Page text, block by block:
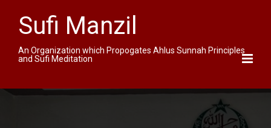
Sufi Manzil
An Organization which Propogates Ahlus Sunnah Principles
and Sufi Meditation